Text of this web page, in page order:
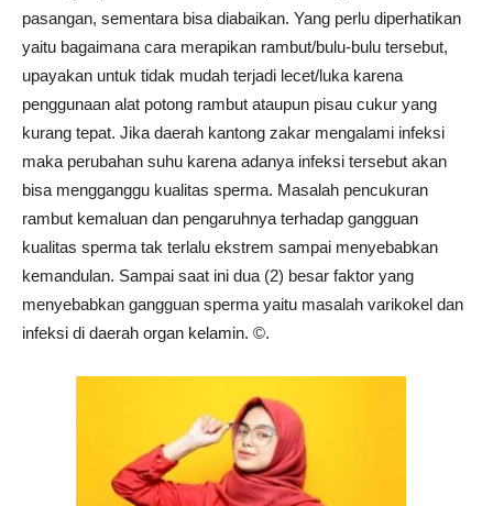
pasangan, sementara bisa diabaikan. Yang perlu diperhatikan
yaitu bagaimana cara merapikan rambut/bulu-bulu tersebut,
upayakan untuk tidak mudah terjadi lecet/luka karena
penggunaan alat potong rambut ataupun pisau cukur yang
kurang tepat. Jika daerah kantong zakar mengalami infeksi
maka perubahan suhu karena adanya infeksi tersebut akan
bisa mengganggu kualitas sperma. Masalah pencukuran
rambut kemaluan dan pengaruhnya terhadap gangguan
kualitas sperma tak terlalu ekstrem sampai menyebabkan
kemandulan. Sampai saat ini dua (2) besar faktor yang
menyebabkan gangguan sperma yaitu masalah varikokel dan
infeksi di daerah organ kelamin. ©️.